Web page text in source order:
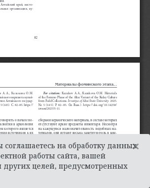
соглашаетесь на обработку данных
работы сайта, вашей
других целей, предусмотренных
×